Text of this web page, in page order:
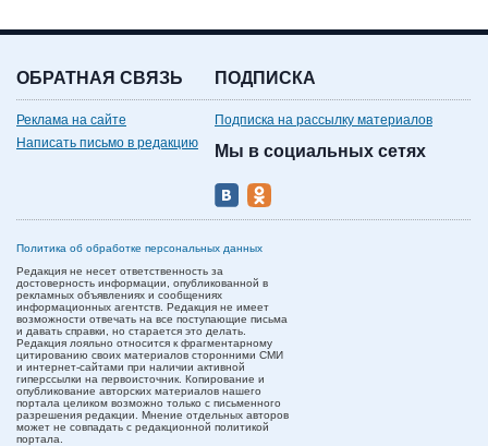
ОБРАТНАЯ СВЯЗЬ
Реклама на сайте
Написать письмо в редакцию
ПОДПИСКА
Подписка на рассылку материалов
Мы в социальных сетях
Политика об обработке персональных данных
Редакция не несет ответственность за
достоверность информации, опубликованной в
рекламных объявлениях и сообщениях
информационных агентств. Редакция не имеет
возможности отвечать на все поступающие письма
и давать справки, но старается это делать.
Редакция лояльно относится к фрагментарному
цитированию своих материалов сторонними СМИ
и интернет-сайтами при наличии активной
гиперссылки на первоисточник. Копирование и
опубликование авторских материалов нашего
портала целиком возможно только с письменного
разрешения редакции. Мнение отдельных авторов
может не совпадать с редакционной политикой
портала.